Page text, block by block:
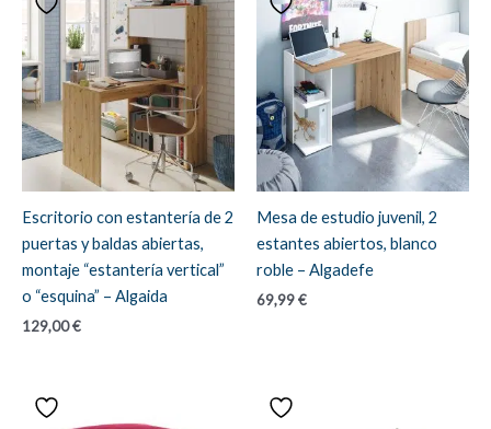
Escritorio con estantería de 2
puertas y baldas abiertas,
montaje “estantería vertical”
o “esquina” – Algaida
129,00€
Mesa de estudio juvenil, 2
estantes abiertos, blanco
roble – Algadefe
69,99€